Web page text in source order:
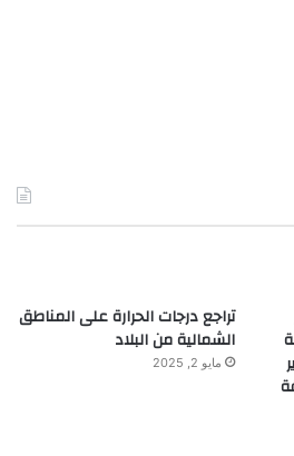
تراجع درجات الحرارة على المناطق
الشمالية من البلاد
مايو 2, 2025